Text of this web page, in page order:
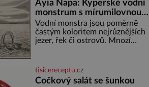
Ayia Napa: Kyperské vodní
monstrum s mírumilovnou
povahou
Vodní monstra jsou poměrně
častým koloritem nejrůznějších
jezer, řek či ostrovů. Mnozí
přitáhnout k němu pozornost
záhadám nakloněných turi
tisicereceptu.cz
Čočkový salát se šunkou